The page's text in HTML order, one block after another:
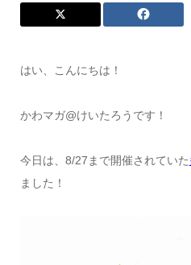
はい、こんにちは！
かわマガ@けいたろうです！
今日は、8/27まで開催されていた
ました！